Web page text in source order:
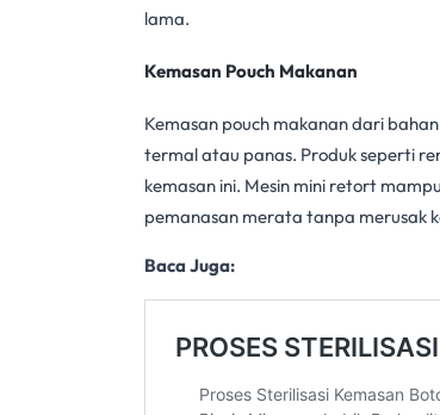
lama.
Kemasan Pouch Makanan
Kemasan pouch makanan dari
termal atau panas. Produk seperti
kemasan ini. Mesin mini retort
pemanasan merata tanpa merusak
Baca Juga: